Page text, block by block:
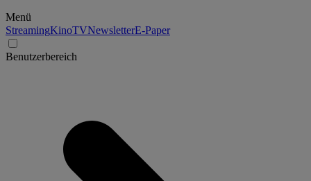
Menü
StreamingKinoTVNewsletterE-Paper
Benutzerbereich